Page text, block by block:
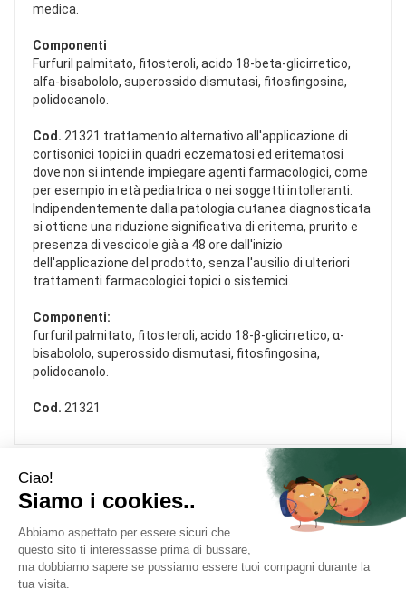
medica.
Componenti
Furfuril palmitato, fitosteroli, acido 18-beta-glicirretico,
alfa-bisabololo, superossido dismutasi, fitosfingosina,
polidocanolo.
Cod. 21321 trattamento alternativo all'applicazione di
cortisonici topici in quadri eczematosi ed eritematosi
dove non si intende impiegare agenti farmacologici, come
per esempio in età pediatrica o nei soggetti intolleranti.
Indipendentemente dalla patologia cutanea diagnosticata
si ottiene una riduzione significativa di eritema, prurito e
presenza di vescicole già a 48 ore dall'inizio
dell'applicazione del prodotto, senza l'ausilio di ulteriori
trattamenti farmacologici topici o sistemici.
Componenti:
furfuril palmitato, fitosteroli, acido 18-β-glicirretico, α-
bisabololo, superossido dismutasi, fitosfingosina,
polidocanolo.
Cod. 21321
Informativa Privacy
Cookie Policy
Link Veloci
Condizioni di Vendita